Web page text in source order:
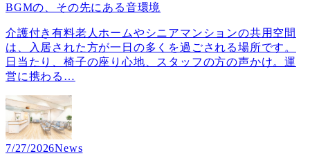
BGMの、その先にある音環境
介護付き有料老人ホームやシニアマンションの共用空間
は、入居された方が一日の多くを過ごされる場所です。
日当たり、椅子の座り心地、スタッフの方の声かけ。運
営に携わる …
7/27/2026News